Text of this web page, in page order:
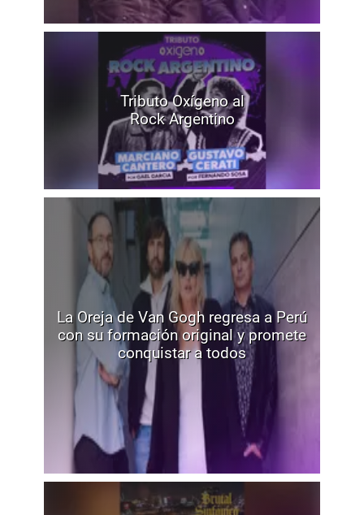
Tributo Oxígeno al
Rock Argentino
La Oreja de Van Gogh regresa a Perú
con su formación original y promete
conquistar a todos